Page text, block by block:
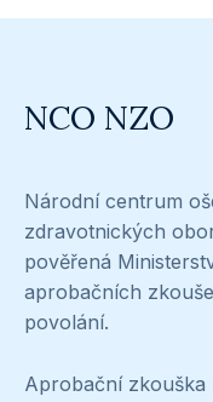
NCO NZO
Národní centrum
zdravotnických
pověřená
aprobačních
povolání.
Aprobační zkouška